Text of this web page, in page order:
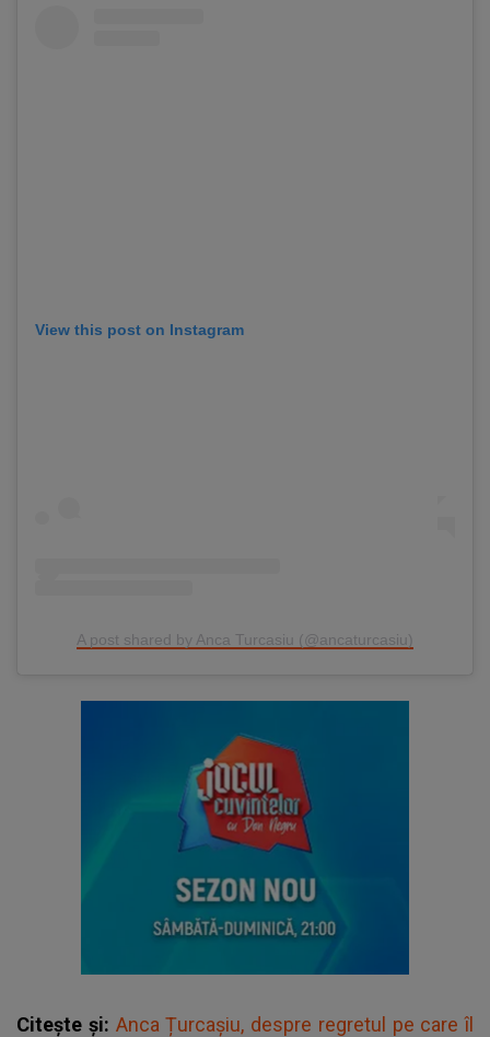
View this post on Instagram
A post shared by Anca Turcasiu (@ancaturcasiu)
Citește și: Anca Țurcașiu, despre regretul pe care îl